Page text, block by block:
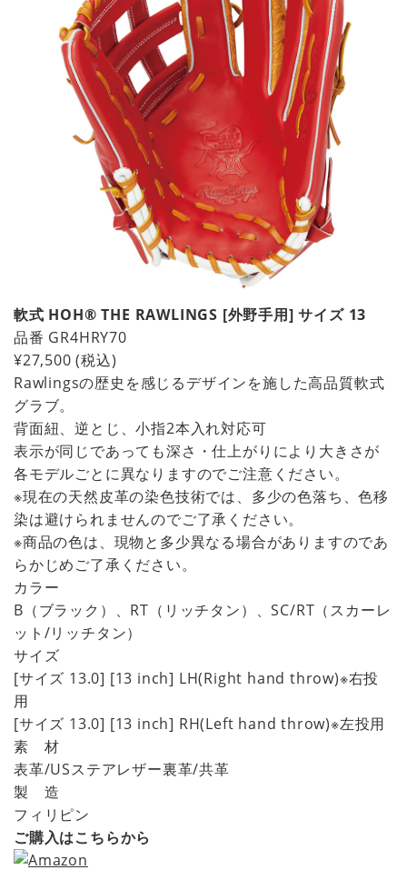
軟式 HOH® THE RAWLINGS [外野手用] サイズ 13
品番 GR4HRY70
¥27,500 (税込)
Rawlingsの歴史を感じるデザインを施した高品質軟式
グラブ。
背面紐、逆とじ、小指2本入れ対応可
表示が同じであっても深さ・仕上がりにより大きさが
各モデルごとに異なりますのでご注意ください。
※現在の天然皮革の染色技術では、多少の色落ち、色移
染は避けられませんのでご了承ください。
※商品の色は、現物と多少異なる場合がありますのであ
らかじめご了承ください。
カラー
B（ブラック）、RT（リッチタン）、SC/RT（スカーレ
ット/リッチタン）
サイズ
[サイズ 13.0] [13 inch] LH(Right hand throw)※右投
用
[サイズ 13.0] [13 inch] RH(Left hand throw)※左投用
素 材
表革/USステアレザー裏革/共革
製 造
フィリピン
ご購入はこちらから